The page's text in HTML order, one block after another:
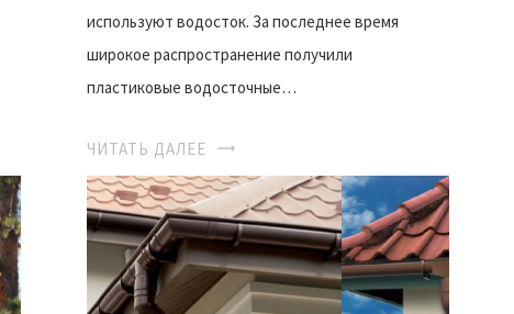
используют водосток. За последнее время
широкое распространение получили
пластиковые водосточные…
ЧИТАТЬ ДАЛЕЕ